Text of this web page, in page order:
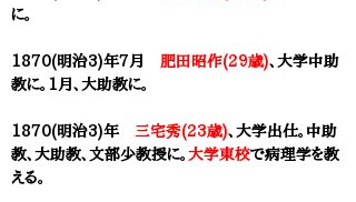
に。
1870(明治3)年7月 肥田昭作(29歳)、 大学中助
教に。1月、大助教に。
1870(明治3)年 三宅秀(23歳)、 大学出仕。中助
教、大助教、文部少教授に。 大学東校で病理学を教
える。